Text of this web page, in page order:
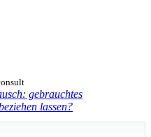
gebrauchtes
lassen?